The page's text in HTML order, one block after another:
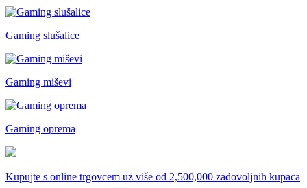
Gaming slušalice
Gaming miševi
Gaming oprema
Kupujte s online trgovcem uz više od 2,500,000 zadovoljnih kupaca